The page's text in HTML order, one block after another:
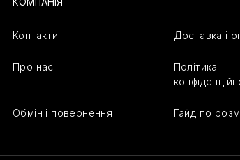
Контакти Доставка і
Про нас
Політика
Обмін і повернення Гайд по